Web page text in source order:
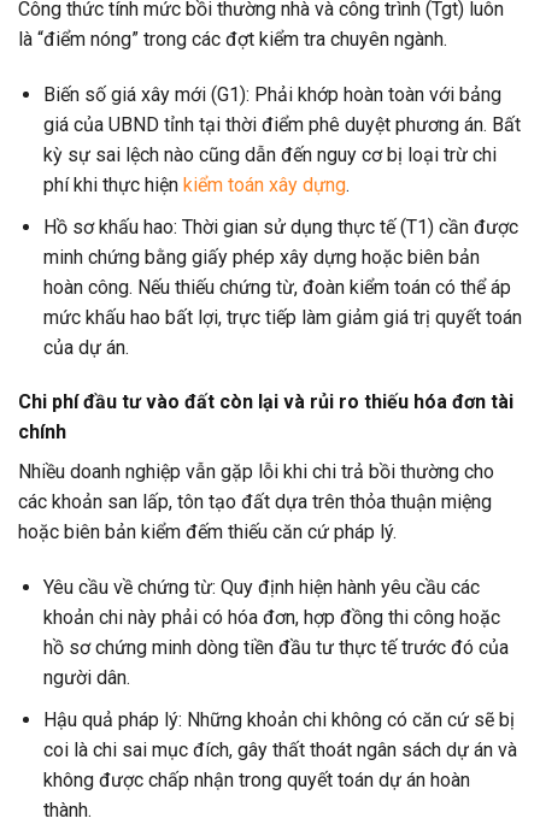
Công thức tính mức bồi thường nhà và công trình (Tgt) luôn
là “điểm nóng” trong các đợt kiểm tra chuyên ngành.
Biến số giá xây mới (G1): Phải khớp hoàn toàn với bảng
giá của UBND tỉnh tại thời điểm phê duyệt phương án. Bất
kỳ sự sai lệch nào cũng dẫn đến nguy cơ bị loại trừ chi
phí khi thực hiện kiểm toán xây dựng.
Hồ sơ khấu hao: Thời gian sử dụng thực tế (T1) cần được
minh chứng bằng giấy phép xây dựng hoặc biên bản
hoàn công. Nếu thiếu chứng từ, đoàn kiểm toán có thể áp
mức khấu hao bất lợi, trực tiếp làm giảm giá trị quyết toán
của dự án.
Chi phí đầu tư vào đất còn lại và rủi ro thiếu hóa đơn tài
chính
Nhiều doanh nghiệp vẫn gặp lỗi khi chi trả bồi thường cho
các khoản san lấp, tôn tạo đất dựa trên thỏa thuận miệng
hoặc biên bản kiểm đếm thiếu căn cứ pháp lý.
Yêu cầu về chứng từ: Quy định hiện hành yêu cầu các
khoản chi này phải có hóa đơn, hợp đồng thi công hoặc
hồ sơ chứng minh dòng tiền đầu tư thực tế trước đó của
người dân.
Hậu quả pháp lý: Những khoản chi không có căn cứ sẽ bị
coi là chi sai mục đích, gây thất thoát ngân sách dự án và
không được chấp nhận trong quyết toán dự án hoàn
thành.